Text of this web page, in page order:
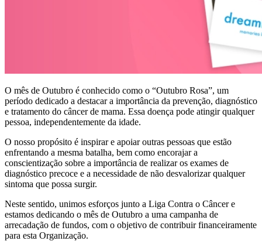
O mês de Outubro é conhecido como o “Outubro Rosa”, um
período dedicado a destacar a importância da prevenção, diagnóstico
e tratamento do câncer de mama. Essa doença pode atingir qualquer
pessoa, independentemente da idade.
O nosso propósito é inspirar e apoiar outras pessoas que estão
enfrentando a mesma batalha, bem como encorajar a
conscientização sobre a importância de realizar os exames de
diagnóstico precoce e a necessidade de não desvalorizar qualquer
sintoma que possa surgir.
Neste sentido, unimos esforços junto a Liga Contra o Câncer e
estamos dedicando o mês de Outubro a uma campanha de
arrecadação de fundos, com o objetivo de contribuir financeiramente
para esta Organização.